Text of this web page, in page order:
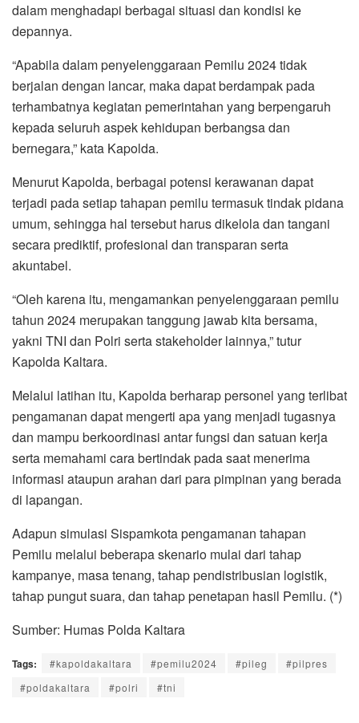
dalam menghadapi berbagai situasi dan kondisi ke
depannya.
“Apabila dalam penyelenggaraan Pemilu 2024 tidak
berjalan dengan lancar, maka dapat berdampak pada
terhambatnya kegiatan pemerintahan yang berpengaruh
kepada seluruh aspek kehidupan berbangsa dan
bernegara,” kata Kapolda.
Menurut Kapolda, berbagai potensi kerawanan dapat
terjadi pada setiap tahapan pemilu termasuk tindak pidana
umum, sehingga hal tersebut harus dikelola dan tangani
secara prediktif, profesional dan transparan serta
akuntabel.
“Oleh karena itu, mengamankan penyelenggaraan pemilu
tahun 2024 merupakan tanggung jawab kita bersama,
yakni TNI dan Polri serta stakeholder lainnya,” tutur
Kapolda Kaltara.
Melalui latihan itu, Kapolda berharap personel yang terlibat
pengamanan dapat mengerti apa yang menjadi tugasnya
dan mampu berkoordinasi antar fungsi dan satuan kerja
serta memahami cara bertindak pada saat menerima
informasi ataupun arahan dari para pimpinan yang berada
di lapangan.
Adapun simulasi Sispamkota pengamanan tahapan
Pemilu melalui beberapa skenario mulai dari tahap
kampanye, masa tenang, tahap pendistribusian logistik,
tahap pungut suara, dan tahap penetapan hasil Pemilu. (*)
Sumber: Humas Polda Kaltara
Tags: #kapoldakaltara #pemilu2024 #pileg
#pilpres
#poldakaltara
#polri #tni